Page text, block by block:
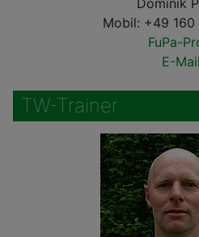
Dominik
Mobil: +49 160
FuPa-
E-Mail
TW-Trainer